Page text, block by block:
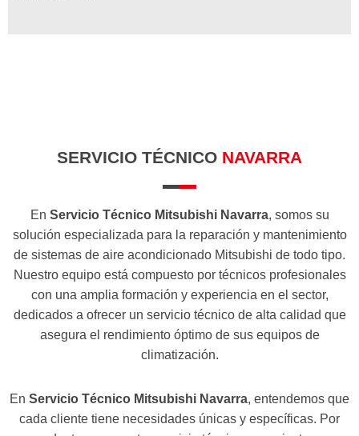
SERVICIO TÉCNICO NAVARRA
En Servicio Técnico Mitsubishi Navarra, somos su
solución especializada para la reparación y mantenimiento
de sistemas de aire acondicionado Mitsubishi de todo tipo.
Nuestro equipo está compuesto por técnicos profesionales
con una amplia formación y experiencia en el sector,
dedicados a ofrecer un servicio técnico de alta calidad que
asegura el rendimiento óptimo de sus equipos de
climatización.
En Servicio Técnico Mitsubishi Navarra, entendemos que
cada cliente tiene necesidades únicas y específicas. Por